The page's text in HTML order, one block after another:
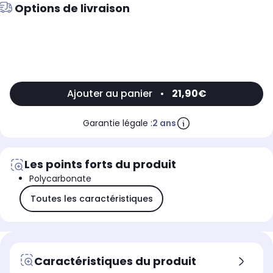
Options de livraison
Ajouter au panier • 21,90€
Garantie légale :2 ans
Les points forts du produit
Polycarbonate
Toutes les caractéristiques
Caractéristiques du produit